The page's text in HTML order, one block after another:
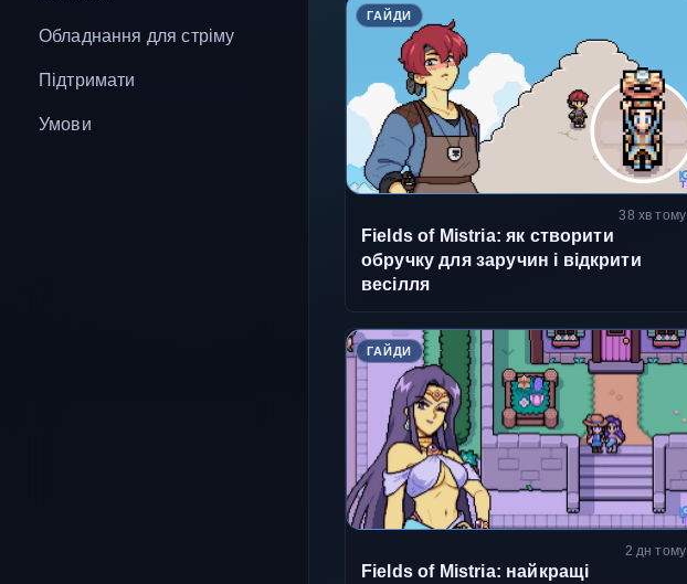
Обладнання для стріму
Підтримати
Умови
ГАЙДИ
38 хв тому
Fields of Mistria: як створити
обручку для заручин і відкрити
весілля
ГАЙДИ
2 дн тому
Fields of Mistria: найкращі